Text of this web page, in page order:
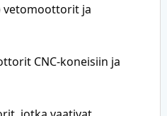
vetomoottorit ja
CNC-koneisiin ja